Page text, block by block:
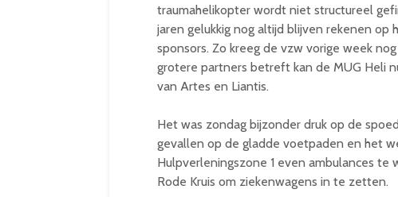
traumahelikopter wordt niet structureel
jaren gelukkig nog altijd blijven rekenen
sponsors. Zo kreeg de vzw vorige week
grotere partners betreft kan de MUG Heli
van Artes en Liantis.
Het was zondag bijzonder druk op de
gevallen op de gladde voetpaden en het
Hulpverleningszone 1 even ambulances
Rode Kruis om ziekenwagens in te zetten.